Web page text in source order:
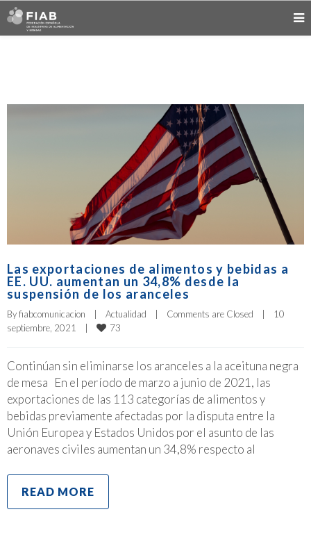
Las exportaciones de alimentos y bebidas a
EE. UU. aumentan un 34,8% desde la
suspensión de los aranceles
By fiabcomunicacion Actualidad Comments are Closed
10
septiembre, 2021
73
Continúan sin eliminarse los aranceles a la aceituna negra
de mesa En el período de marzo a junio de 2021, las
exportaciones de las 113 categorías de alimentos y
bebidas previamente afectadas por la disputa entre la
Unión Europea y Estados Unidos por el asunto de las
aeronaves civiles aumentan un 34,8% respecto al
READ MORE